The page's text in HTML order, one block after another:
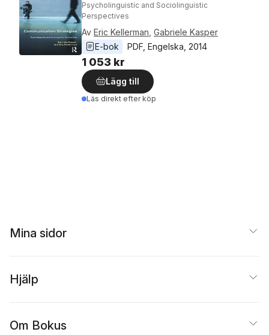
Psycholinguistic and Sociolinguistic
Perspectives
Av Eric Kellerman Gabriele Kasper
E-bok
PDF Engelska 2014
1 053 kr
Lägg till
Läs direkt efter köp
Mina sidor
Hjälp
Om Bokus